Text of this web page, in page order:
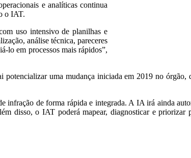
e analíticas continua
o IAT.
uso intensivo de planilhas e
análise técnica, pareceres
lo em processos mais rápidos”,
uma mudança iniciada em 2019 no
de forma rápida e integrada. A IA irá ainda
disso, o IAT poderá mapear, diagnosticar e priorizar